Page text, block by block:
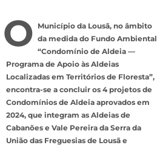
O Município da Lousã, no âmbito
da medida do Fundo Ambiental
“Condomínio de Aldeia —
Programa de Apoio às Aldeias
Localizadas em Territórios de Floresta”,
encontra-se a concluir os 4 projetos de
Condomínios de Aldeia aprovados em
2024, que integram as Aldeias de
Cabanões e Vale Pereira da Serra da
União das Freguesias de Lousã e